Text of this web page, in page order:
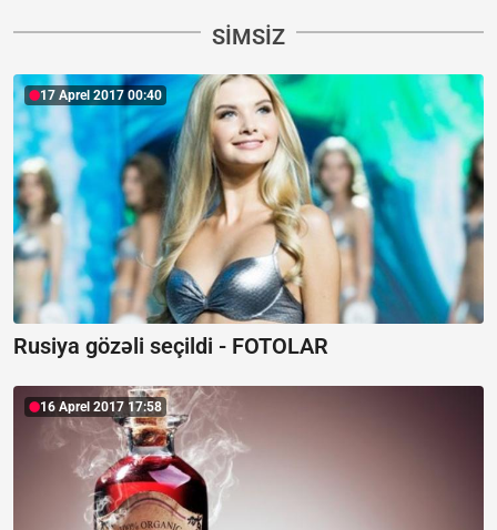
SIMSIZ
17 Aprel 2017 00:40
Rusiya gözəli seçildi - FOTOLAR
16 Aprel 2017 17:58